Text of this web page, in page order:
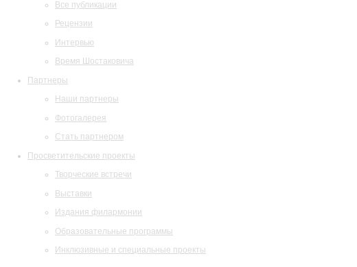
Все публикации
Рецензии
Интервью
Время Шостаковича
Партнеры
Наши партнеры
Фотогалерея
Стать партнером
Просветительские проекты
Творческие встречи
Выставки
Издания филармонии
Образовательные программы
Инклюзивные и специальные проекты